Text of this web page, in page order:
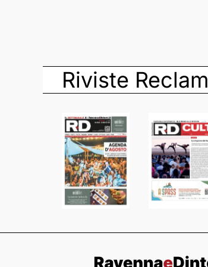
Riviste Reclam